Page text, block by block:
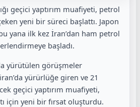
geçici yaptırım muafiyeti, petrol
yeni bir süreci başlattı. Japon
yana ilk kez İran’dan ham petrol
başladı.
yürütülen görüşmeler
yürürlüğe giren ve 21
geçici yaptırım muafiyeti,
için yeni bir fırsat oluşturdu.